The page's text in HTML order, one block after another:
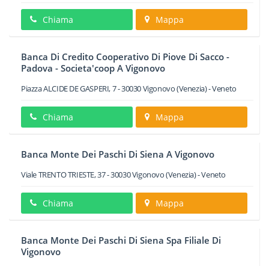
Chiama Mappa
Banca Di Credito Cooperativo Di Piove Di Sacco -
Padova - Societa'coop A Vigonovo
Piazza ALCIDE DE GASPERI, 7-30030Vigonovo(Venezia) -Veneto
Chiama Mappa
Banca Monte Dei Paschi Di Siena A Vigonovo
Viale TRENTO TRIESTE, 37-30030Vigonovo(Venezia) -Veneto
Chiama Mappa
Banca Monte Dei Paschi Di Siena Spa Filiale Di
Vigonovo